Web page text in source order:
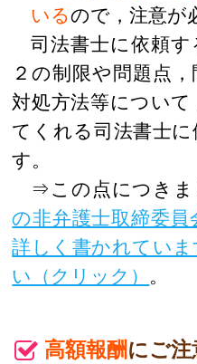
いるので，注意が
司法書士に依頼
２の制限や問題点
対処方法等につい
てくれる司法書士
す。
⇒この点につきま
の非弁護士取締委
詳しく書かれてい
い（クリック） 。
高額報酬にご注